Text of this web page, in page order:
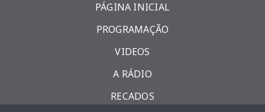
PÁGINA INICIAL
PROGRAMAÇÃO
VIDEOS
A RÁDIO
RECADOS